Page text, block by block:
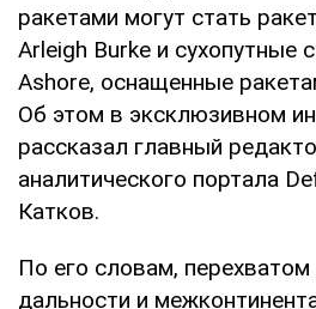
ракетами могут стать
Arleigh Burke и сухопутные
Ashore, оснащенные
Об этом в эксклюзивном
рассказал главный
аналитического портала
Катков.
По его словам, перехватом
дальности и